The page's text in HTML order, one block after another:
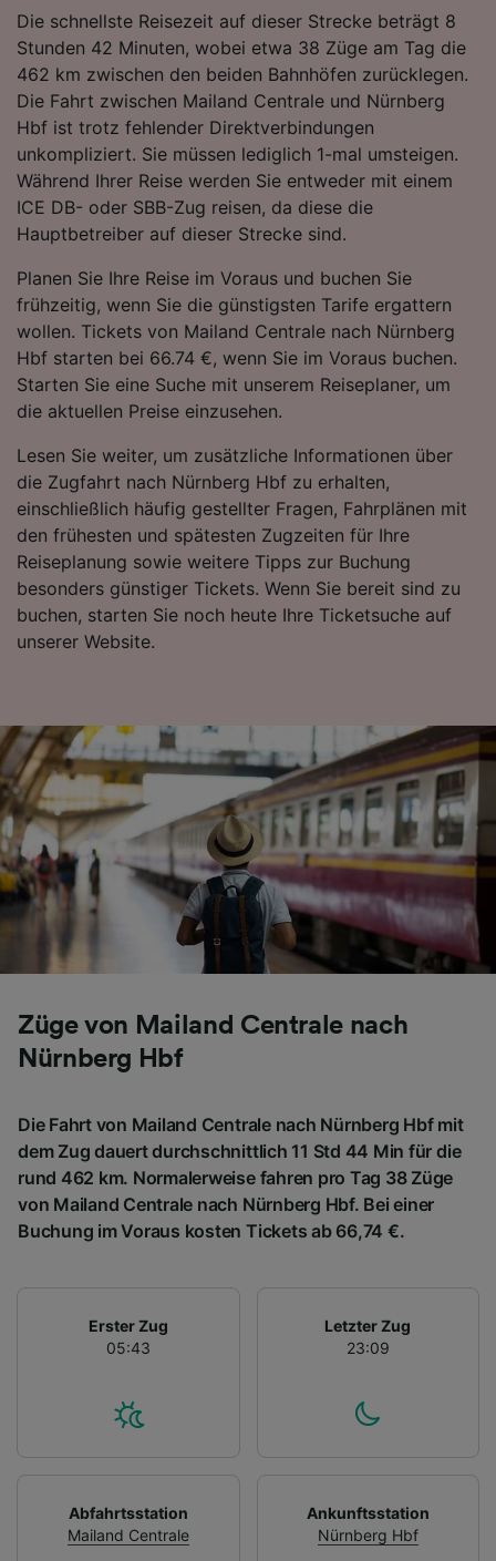
Die schnellste Reisezeit auf dieser Strecke beträgt 8
Stunden 42 Minuten, wobei etwa 38 Züge am Tag die
462 km zwischen den beiden Bahnhöfen zurücklegen.
Die Fahrt zwischen Mailand Centrale und Nürnberg
Hbf ist trotz fehlender Direktverbindungen
unkompliziert. Sie müssen lediglich 1-mal umsteigen.
Während Ihrer Reise werden Sie entweder mit einem
ICE DB- oder SBB-Zug reisen, da diese die
Hauptbetreiber auf dieser Strecke sind.
Planen Sie Ihre Reise im Voraus und buchen Sie
frühzeitig, wenn Sie die günstigsten Tarife ergattern
wollen. Tickets von Mailand Centrale nach Nürnberg
Hbf starten bei 66.74 €, wenn Sie im Voraus buchen.
Starten Sie eine Suche mit unserem Reiseplaner, um
die aktuellen Preise einzusehen.
Lesen Sie weiter, um zusätzliche Informationen über
die Zugfahrt nach Nürnberg Hbf zu erhalten,
einschließlich häufig gestellter Fragen, Fahrplänen mit
den frühesten und spätesten Zugzeiten für Ihre
Reiseplanung sowie weitere Tipps zur Buchung
besonders günstiger Tickets. Wenn Sie bereit sind zu
buchen, starten Sie noch heute Ihre Ticketsuche auf
unserer Website.
Züge von Mailand Centrale nach
Nürnberg Hbf
Die Fahrt von Mailand Centrale nach Nürnberg Hbf mit
dem Zug dauert durchschnittlich 11 Std 44 Min für die
rund 462 km. Normalerweise fahren pro Tag 38 Züge
von Mailand Centrale nach Nürnberg Hbf. Bei einer
Buchung im Voraus kosten Tickets ab 66,74 €.
Erster Zug
05:43
Letzter Zug
23:09
Abfahrtsstation
Mailand Centrale
Ankunftsstation
Nürnberg Hbf
Folgendes bereitzustellen:
Verwendung genauer Standortdaten.
Endgeräteeigenschaften zur Identifikation
aktiv abfragen. Speichern von oder Zugriff auf
Informationen auf einem Endgerät.
Personalisierte Werbung und Inhalte, Messung
von Werbeleistung und der Performance von
Inhalten, Zielgruppenforschung sowie
Entwicklung und Verbesserung von
Angeboten.